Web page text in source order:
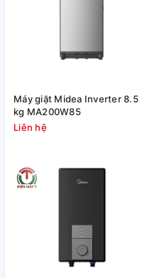
Máy giặt Midea Inverter 8.5
kg MA200W85
Liên hệ